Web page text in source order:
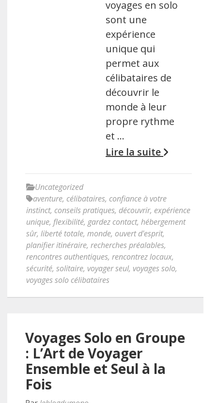
voyages en solo
sont une
expérience
unique qui
permet aux
célibataires de
découvrir le
monde à leur
propre rythme
et …
Lire la suite
Uncategorized
aventure, célibataires, confiance à votre
instinct, conseils pratiques, découvrir, expérience
unique, flexibilité, gardez contact, hébergement
sûr, liberté totale, monde, ouvert d'esprit,
planifier itinéraire, recherches préalables,
rencontres authentiques, rencontrez locaux,
sécurité, solitaire, voyager seul, voyages solo,
voyages solo célibataires
Voyages Solo en Groupe
: L’Art de Voyager
Ensemble et Seul à la
Fois